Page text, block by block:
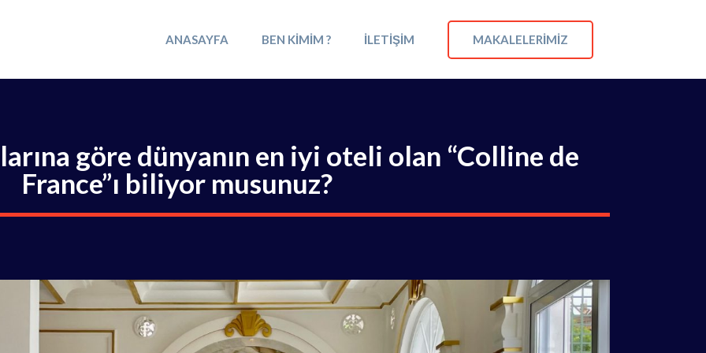
ANASAYFA BEN KIMIM ? İLETIŞIM MAKALELERIMIZ
göre dünyanın en iyi oteli olan “Colline de
France”ı biliyor musunuz?